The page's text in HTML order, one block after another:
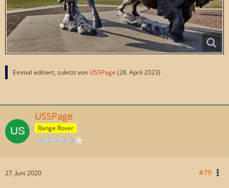
Einmal editiert, zuletzt von USSPage (28. April 2023)
USSPage
Range Rover
27. Juni 2020 #79